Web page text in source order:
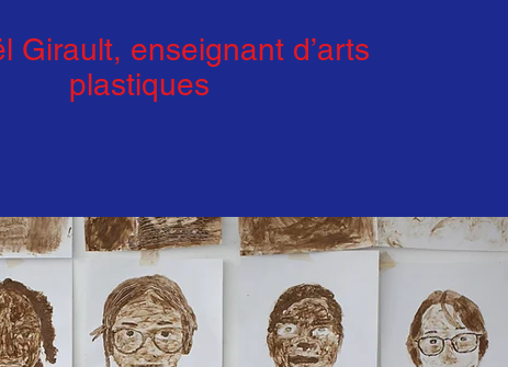
Girault, enseignant d’arts
plastiques